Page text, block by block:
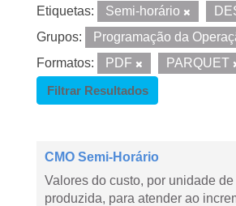
Etiquetas: Semi-horário
Grupos:
Programação da
Formatos:
PDF
PARQUET
Filtrar Resultados
CMO Semi-Horário
Valores do custo, por unidade
produzida, para atender ao